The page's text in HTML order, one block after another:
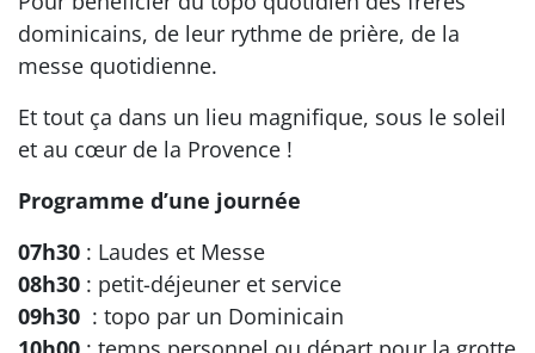
dominicains, de leur rythme de prière, de la
messe quotidienne.
Et tout ça dans un lieu magnifique, sous le soleil
et au cœur de la Provence !
Programme d’une journée
07h30 : Laudes et Messe
08h30 : petit-déjeuner et service
09h30 : topo par un Dominicain